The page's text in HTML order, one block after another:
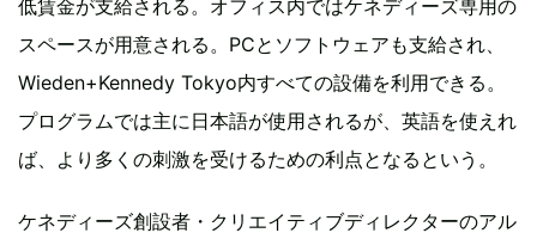
低賃金が支給される。オフィス内ではケネディーズ専用の
スペースが用意される。PCとソフトウェアも支給され、
Wieden+Kennedy Tokyo内すべての設備を利用できる。
プログラムでは主に日本語が使用されるが、英語を使えれ
ば、より多くの刺激を受けるための利点となるという。
ケネディーズ創設者・クリエイティブディレクターのアル